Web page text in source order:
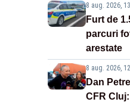
8 aug. 2026,
Furt de
parcuri
arestate
8 aug. 2026,
Dan
CFR